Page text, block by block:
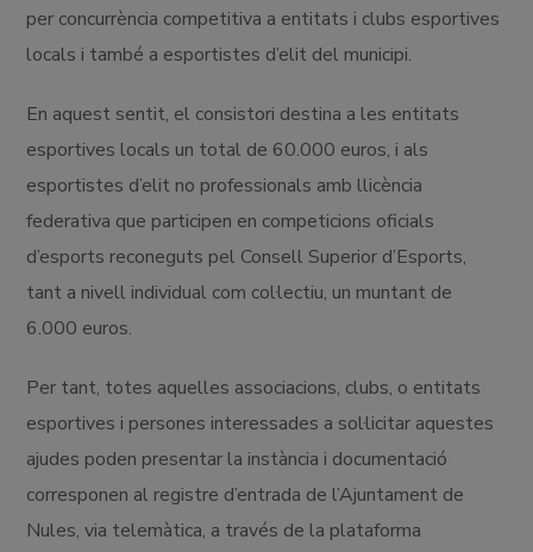
per concurrència competitiva a entitats i clubs esportives
locals i també a esportistes d’elit del municipi.
En aquest sentit, el consistori destina a les entitats
esportives locals un total de 60.000 euros, i als
esportistes d’elit no professionals amb llicència
federativa que participen en competicions oficials
d’esports reconeguts pel Consell Superior d’Esports,
tant a nivell individual com col·lectiu, un muntant de
6.000 euros.
Per tant, totes aquelles associacions, clubs, o entitats
esportives i persones interessades a sol·licitar aquestes
ajudes poden presentar la instància i documentació
corresponen al registre d’entrada de l’Ajuntament de
Nules, via telemàtica, a través de la plataforma